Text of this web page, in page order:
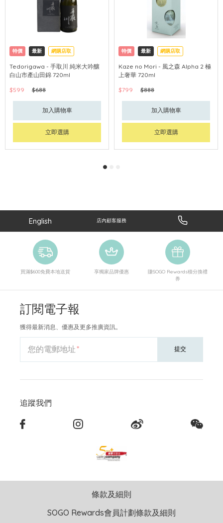
特價 最新 網購店取
Tedorigawa - 手取川 純米大吟釀
白山市產山田錦 720ml
$599
$688
加入購物車
立即選購
特價 最新 網購店取
Kaze no Mori - 風之森 Alpha 2 極
上奢華 720ml
$799
$888
加入購物車
立即選購
English 店內顧客服務
買滿$600免費本地送貨 享獨家品牌優惠
賺SOGO Rewards積分換禮
券
訂閱電子報
獲得最新消息、優惠及更多推廣資訊。
您的電郵地址 提交
追蹤我們
條款及細則
SOGO Rewards會員計劃條款及細則